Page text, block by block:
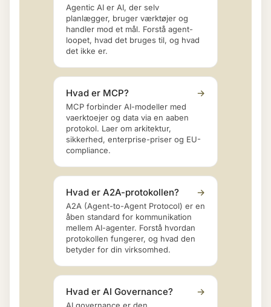
Agentic AI er AI, der selv
planlægger, bruger værktøjer og
handler mod et mål. Forstå agent-
loopet, hvad det bruges til, og hvad
det ikke er.
Hvad er MCP? →
MCP forbinder AI-modeller med
vaerktoejer og data via en aaben
protokol. Laer om arkitektur,
sikkerhed, enterprise-priser og EU-
compliance.
Hvad er A2A-protokollen? →
A2A (Agent-to-Agent Protocol) er en
åben standard for kommunikation
mellem AI-agenter. Forstå hvordan
protokollen fungerer, og hvad den
betyder for din virksomhed.
Hvad er AI Governance? →